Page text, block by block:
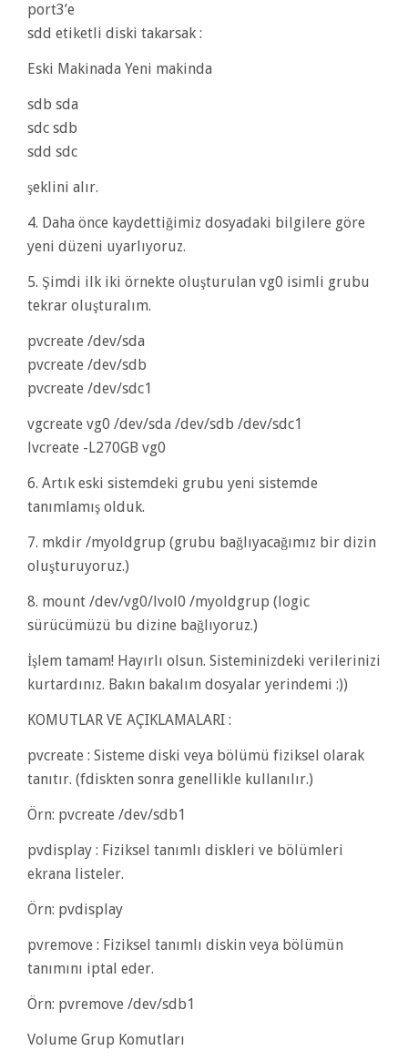
port3’e
sdd etiketli diski takarsak :
Eski Makinada Yeni makinda
sdb sda
sdc sdb
sdd sdc
şeklini alır.
4. Daha önce kaydettiğimiz dosyadaki bilgilere göre
yeni düzeni uyarlıyoruz.
5. Şimdi ilk iki örnekte oluşturulan vg0 isimli grubu
tekrar oluşturalım.
pvcreate /dev/sda
pvcreate /dev/sdb
pvcreate /dev/sdc1
vgcreate vg0 /dev/sda /dev/sdb /dev/sdc1
lvcreate -L270GB vg0
6. Artık eski sistemdeki grubu yeni sistemde
tanımlamış olduk.
7. mkdir /myoldgrup (grubu bağlıyacağımız bir dizin
oluşturuyoruz.)
8. mount /dev/vg0/lvol0 /myoldgrup (logic
sürücümüzü bu dizine bağlıyoruz.)
İşlem tamam! Hayırlı olsun. Sisteminizdeki verilerinizi
kurtardınız. Bakın bakalım dosyalar yerindemi :))
KOMUTLAR VE AÇIKLAMALARI :
pvcreate : Sisteme diski veya bölümü fiziksel olarak
tanıtır. (fdiskten sonra genellikle kullanılır.)
Örn: pvcreate /dev/sdb1
pvdisplay : Fiziksel tanımlı diskleri ve bölümleri
ekrana listeler.
Örn: pvdisplay
pvremove : Fiziksel tanımlı diskin veya bölümün
tanımını iptal eder.
Örn: pvremove /dev/sdb1
Volume Grup Komutları